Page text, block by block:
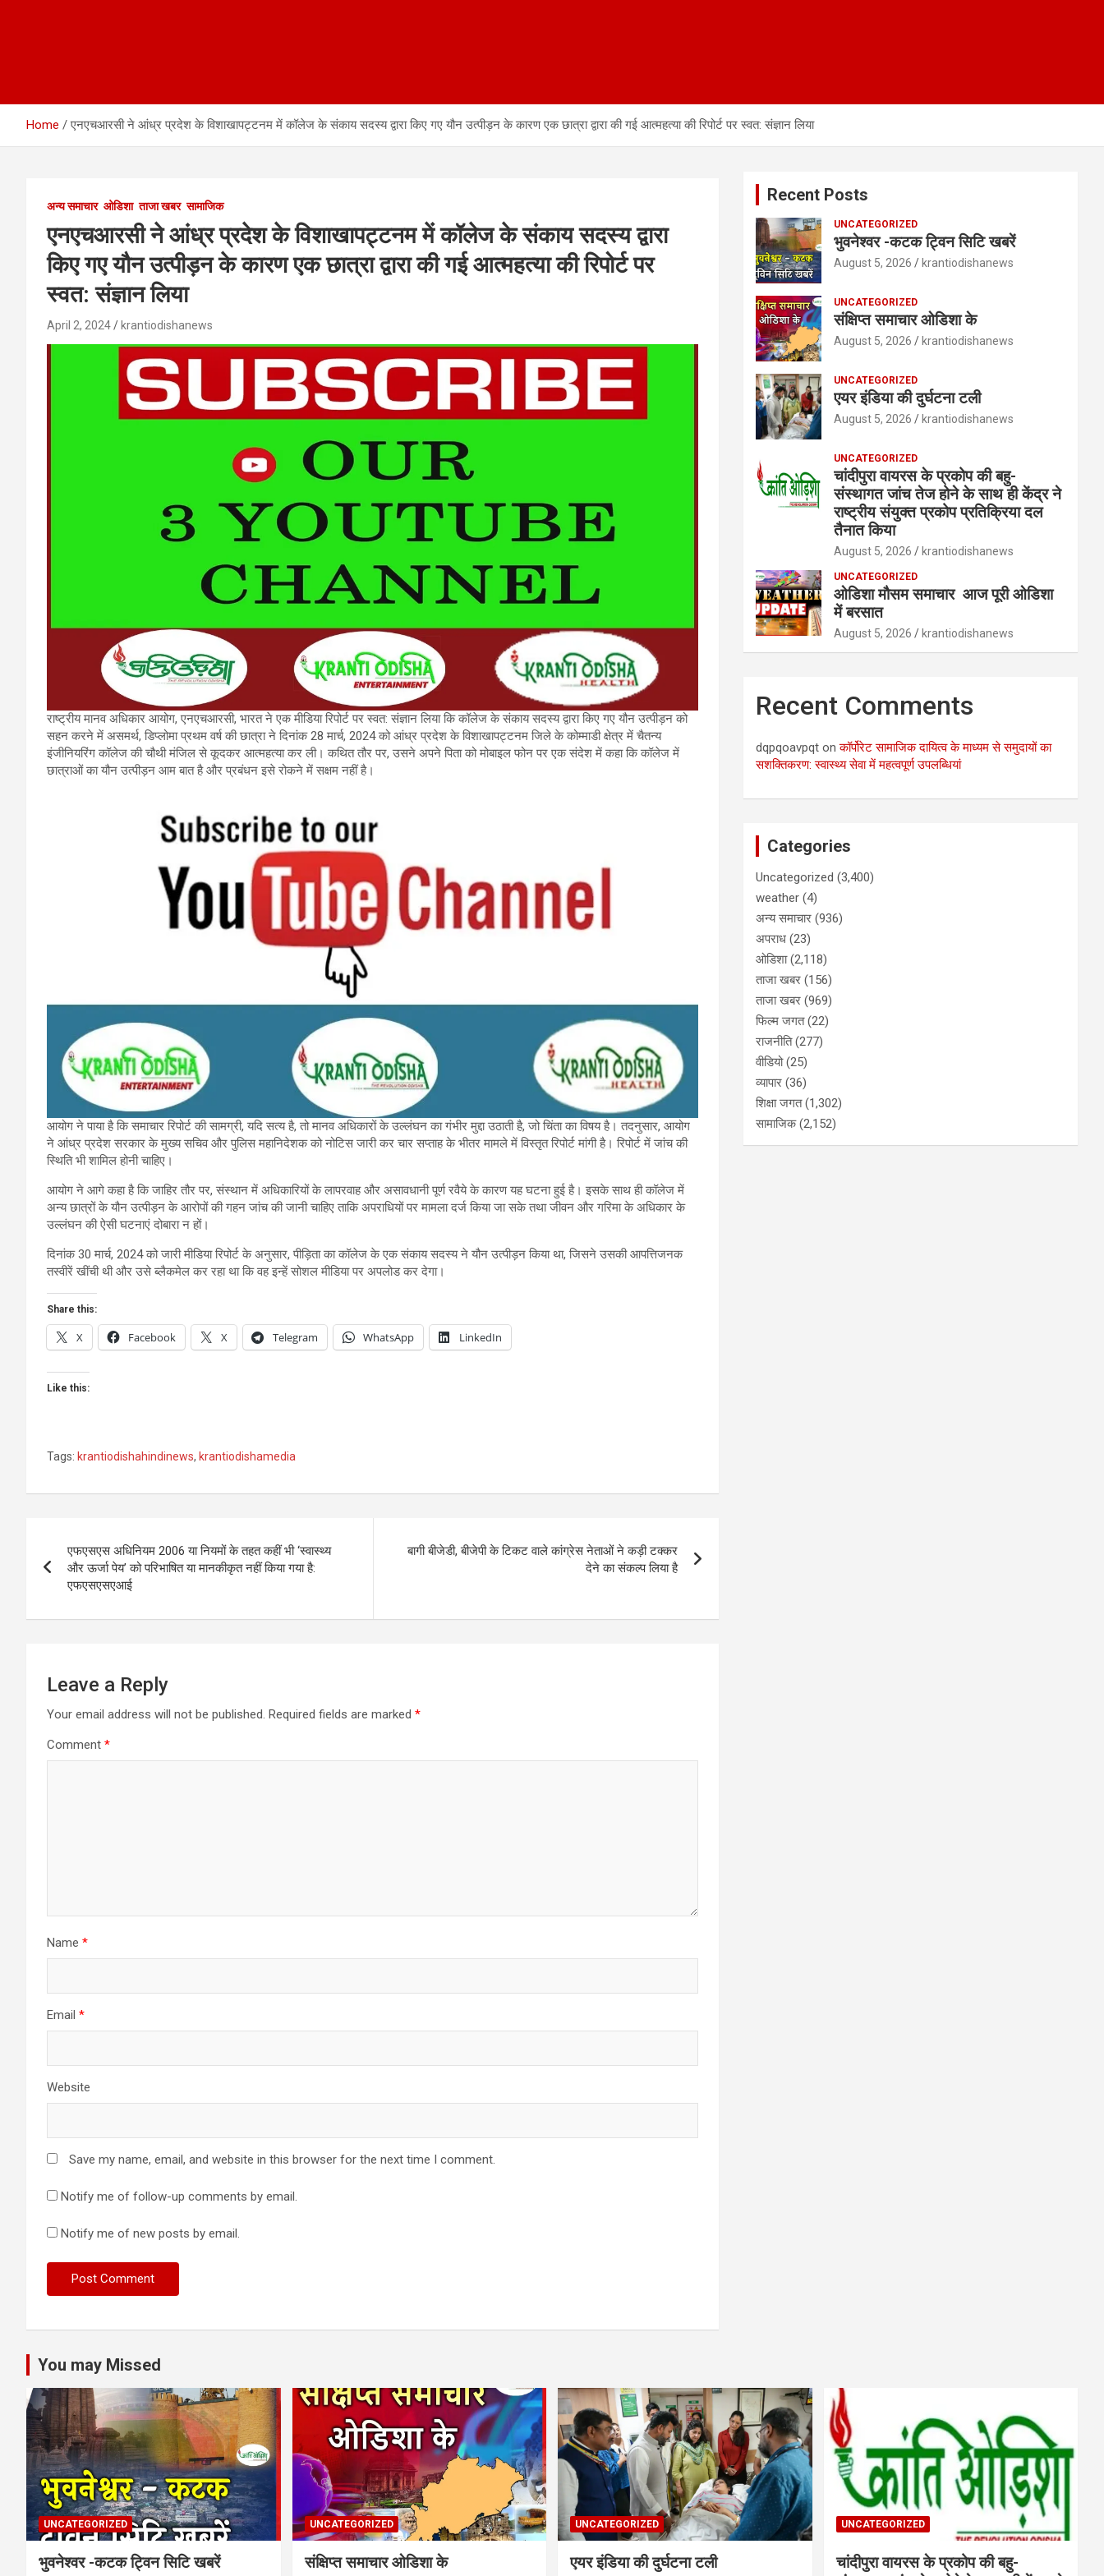
Home एनएचआरसी ने आंध्र प्रदेश के विशाखापट्टनम में कॉलेज के संकाय सदस्‍य द्वारा किए गए यौन उत्पीड़न के कारण एक छात्रा द्वारा की गई आत्महत्या की रिपोर्ट पर स्वत: संज्ञान लिया
अन्य समाचार ओडिशा ताजा खबर सामाजिक
एनएचआरसी ने आंध्र प्रदेश के विशाखापट्टनम में कॉलेज के संकाय सदस्‍य द्वारा
किए गए यौन उत्पीड़न के कारण एक छात्रा द्वारा की गई आत्महत्या की रिपोर्ट पर
स्वत: संज्ञान लिया
April 2, 2024 krantiodishanews
राष्ट्रीय मानव अधिकार आयोग, एनएचआरसी, भारत ने एक मीडिया रिपोर्ट पर स्वत: संज्ञान लिया कि कॉलेज के संकाय सदस्य द्वारा किए गए यौन उत्पीड़न को
सहन करने में असमर्थ, डिप्‍लोमा प्रथम वर्ष की छात्रा ने दिनांक 28 मार्च, 2024 को आंध्र प्रदेश के विशाखापट्टनम जिले के कोम्माडी क्षेत्र में चैतन्य
इंजीनियरिंग कॉलेज की चौथी मंजिल से कूदकर आत्महत्या कर ली। कथित तौर पर, उसने अपने पिता को मोबाइल फोन पर एक संदेश में कहा कि कॉलेज में
छात्राओं का यौन उत्पीड़न आम बात है और प्रबंधन इसे रोकने में सक्षम नहीं है।
आयोग ने पाया है कि समाचार रिपोर्ट की सामग्री, यदि सत्य है, तो मानव अधिकारों के उल्लंघन का गंभीर मुद्दा उठाती है, जो चिंता का विषय है। तदनुसार, आयोग
ने आंध्र प्रदेश सरकार के मुख्य सचिव और पुलिस महानिदेशक को नोटिस जारी कर चार सप्ताह के भीतर मामले में विस्तृत रिपोर्ट मांगी है। रिपोर्ट में जांच की
स्थिति भी शामिल होनी चाहिए।
आयोग ने आगे कहा है कि जाहिर तौर पर, संस्थान में अधिकारियों के लापरवाह और असावधानी पूर्ण रवैये के कारण यह घटना हुई है। इसके साथ ही कॉलेज में
अन्य छात्रों के यौन उत्पीड़न के आरोपों की गहन जांच की जानी चाहिए ताकि अपराधियों पर मामला दर्ज किया जा सके तथा जीवन और गरिमा के अधिकार के
उल्लंघन की ऐसी घटनाएं दोबारा न हों।
दिनांक 30 मार्च, 2024 को जारी मीडिया रिपोर्ट के अनुसार, पीड़िता का कॉलेज के एक संकाय सदस्य ने यौन उत्पीड़न किया था, जिसने उसकी आपत्तिजनक
तस्वीरें खींची थी और उसे ब्लैकमेल कर रहा था कि वह इन्हें सोशल मीडिया पर अपलोड कर देगा।
Share this:
X Facebook X Telegram WhatsApp LinkedIn
Like this:
Tags: krantiodishahindinews, krantiodishamedia
navigation
एफएसएस अधिनियम 2006 या नियमों के तहत कहीं भी ‘स्वास्थ्य
और ऊर्जा पेय’ को परिभाषित या मानकीकृत नहीं किया गया है:
एफएसएसएआई
बागी बीजेडी, बीजेपी के टिकट वाले कांग्रेस नेताओं ने कड़ी टक्कर
देने का संकल्प लिया है
Leave a Reply
Your email address will not be published. Required fields are marked *
Comment *
Name *
Email *
Website
Save my name, email, and website in this browser for the next time I comment.
Notify me of follow-up comments by email.
Notify me of new posts by email.
Recent Posts
UNCATEGORIZED
भुवनेश्वर -कटक ट्विन सिटि खबरें
August 5, 2026 krantiodishanews
UNCATEGORIZED
संक्षिप्त समाचार ओडिशा के
August 5, 2026 krantiodishanews
UNCATEGORIZED
एयर इंडिया की दुर्घटना टली
August 5, 2026 krantiodishanews
UNCATEGORIZED
चांदीपुरा वायरस के प्रकोप की बहु-
संस्थागत जांच तेज होने के साथ ही केंद्र ने
राष्ट्रीय संयुक्त प्रकोप प्रतिक्रिया दल
तैनात किया
August 5, 2026 krantiodishanews
UNCATEGORIZED
ओडिशा मौसम समाचार आज पूरी ओडिशा
में बरसात
August 5, 2026 krantiodishanews
Recent Comments
dqpqoavpqt onकॉर्पोरेट सामाजिक दायित्व के माध्यम से समुदायों का
सशक्तिकरण: स्वास्थ्य सेवा में महत्वपूर्ण उपलब्धियां
Categories
Uncategorized (3,400)
weather (4)
अन्य समाचार (936)
अपराध (23)
ओडिशा(2,118)
ताजा खबर (156)
ताजा खबर (969)
फिल्म जगत(22)
राजनीति(277)
वीडियो(25)
व्यापार (36)
शिक्षा जगत(1,302)
सामाजिक(2,152)
You may Missed
UNCATEGORIZED
भुवनेश्वर -कटक ट्विन सिटि खबरें
UNCATEGORIZED
संक्षिप्त समाचार ओडिशा के
UNCATEGORIZED
एयर इंडिया की दुर्घटना टली
UNCATEGORIZED
चांदीपुरा वायरस के प्रकोप की बहु-